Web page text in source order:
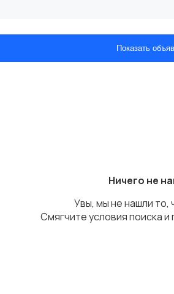
Показать
Ничего не
Увы, мы не нашли то,
Смягчите условия поиска